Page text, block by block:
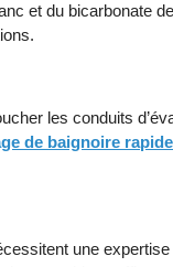
et du bicarbonate
les conduits
de baignoire
une